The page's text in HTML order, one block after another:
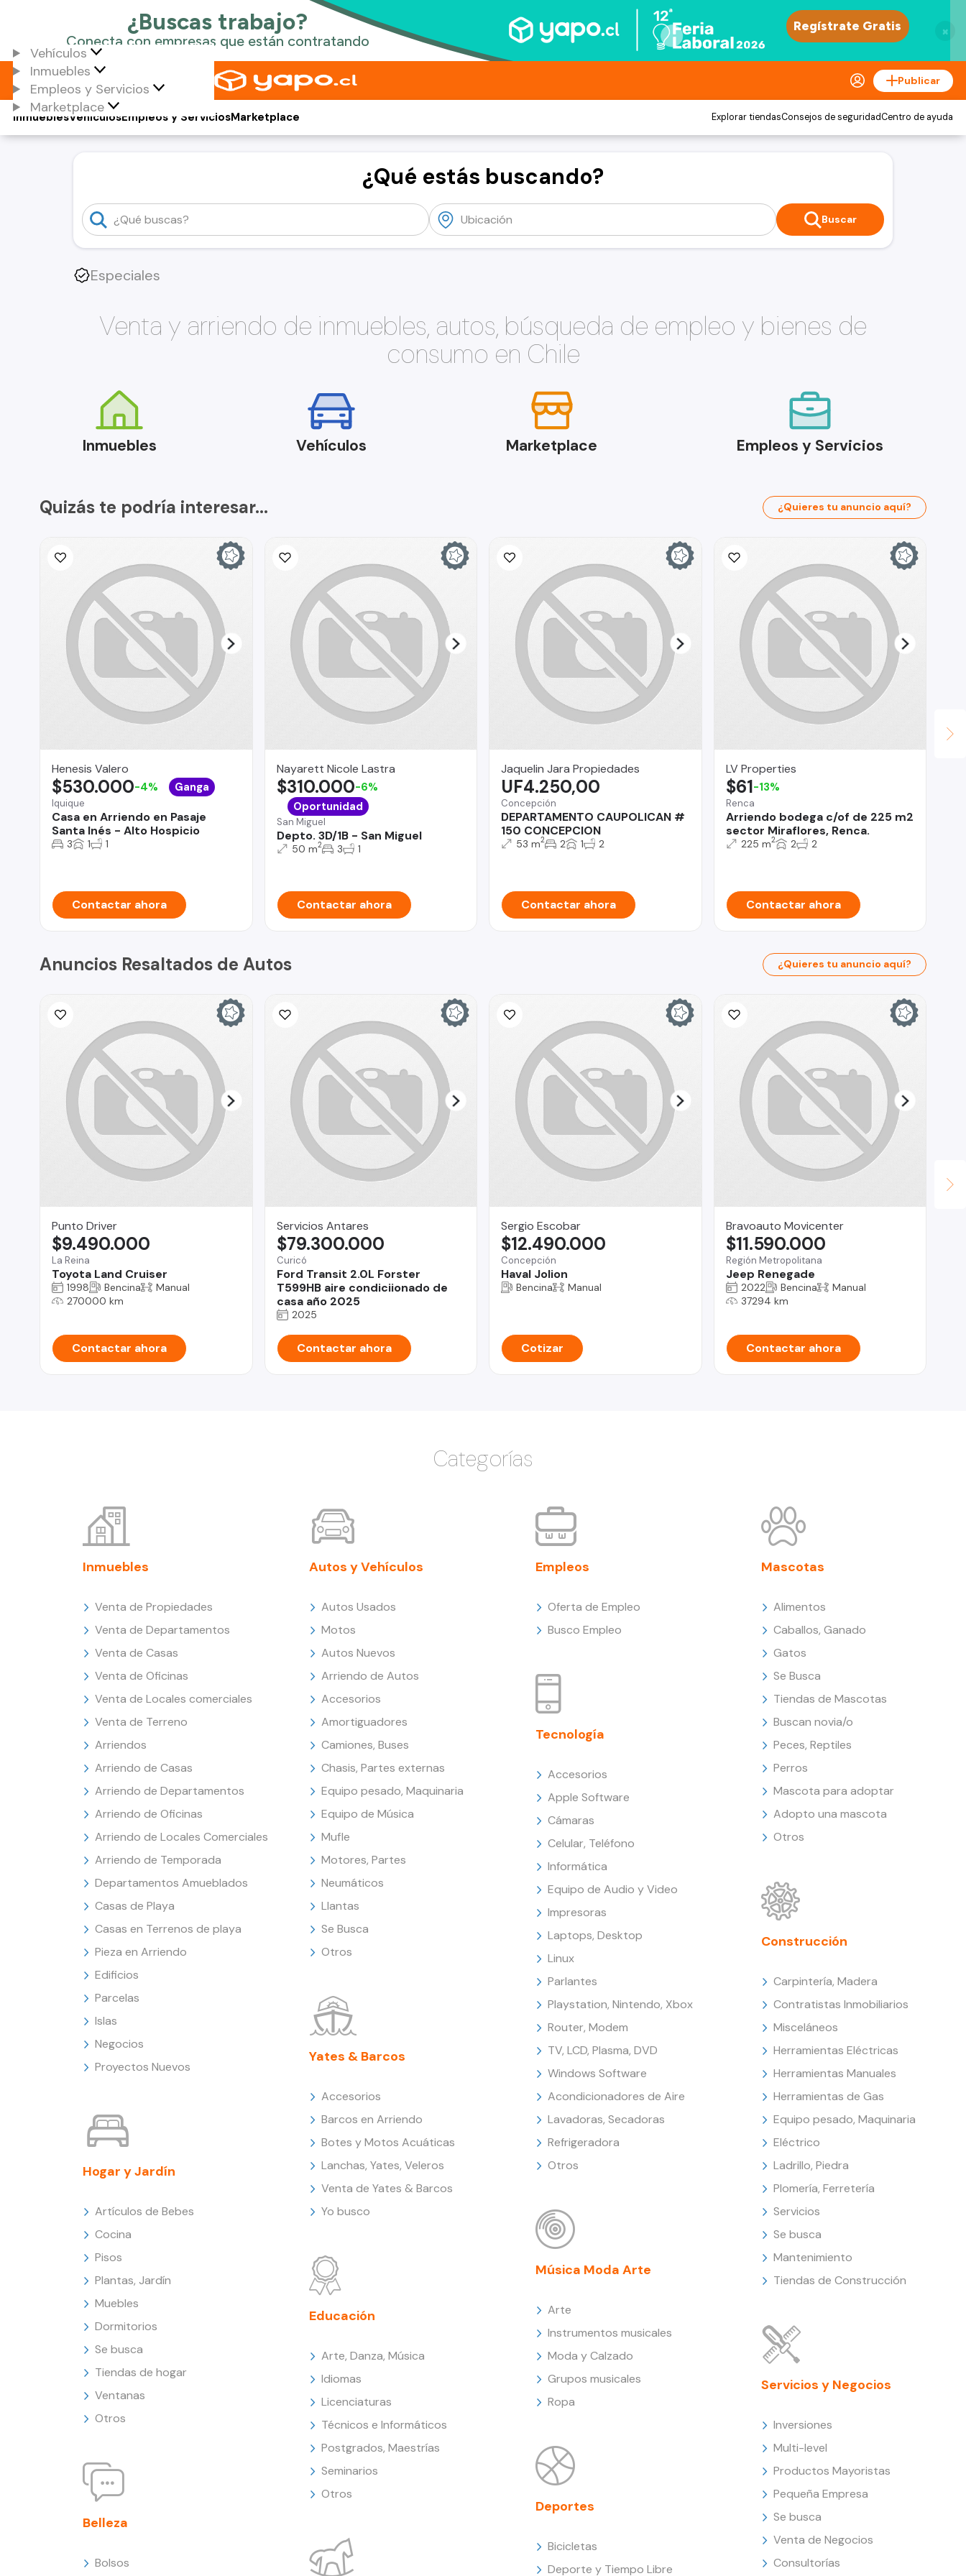
×
Vehículos
Inmuebles
Empleos y Servicios
Marketplace
Publicar
Vehículos
Inmuebles Empleos y ServiciosMarketplace Explorar tiendasConsejos de seguridadCentro de ayuda
¿Qué estás buscando?
Buscar
Especiales
Venta y arriendo de inmuebles, autos, búsqueda de empleo y bienes de
consumo en Chile
Inmuebles Vehículos Marketplace Empleos y Servicios
Quizás te podría interesar... ¿Quieres tu anuncio aquí?
Henesis Valero
Iquique
Casa en Arriendo en Pasaje
Santa Inés - Alto Hospicio
$530.000-4% Ganga
3 1 1
Contactar ahora
Nayarett Nicole Lastra
San Miguel
Depto. 3D/1B - San Miguel
$310.000-6%
Oportunidad
50 m2 3 1
Contactar ahora
Jaquelin Jara Propiedades
Concepción
DEPARTAMENTO CAUPOLICAN #
150 CONCEPCION
UF4.250,00
53 m2 2 1 2
Contactar ahora
LV Properties
Renca
Arriendo bodega c/of de 225 m2
sector Miraflores, Renca.
$61-13%
225 m2 2 2
Contactar ahora
Anuncios Resaltados de Autos ¿Quieres tu anuncio aquí?
Punto Driver
La Reina
Toyota Land Cruiser
$9.490.000
1998 Bencina
Manual
270000 km
Contactar ahora
Servicios Antares
Curicó
Ford Transit 2.0L Forster
T599HB aire condiciionado de
casa año 2025
$79.300.000
2025
Contactar ahora
Sergio Escobar
Concepción
Haval Jolion
$12.490.000
Bencina Manual
Cotizar
Bravoauto Movicenter
Región Metropolitana
Jeep Renegade
$11.590.000
2022 Bencina
Manual
37294 km
Contactar ahora
Categorías
Inmuebles
Venta de Propiedades
Venta de Departamentos
Venta de Casas
Venta de Oficinas
Venta de Locales comerciales
Venta de Terreno
Arriendos
Arriendo de Casas
Arriendo de Departamentos
Arriendo de Oficinas
Arriendo de Locales Comerciales
Arriendo de Temporada
Departamentos Amueblados
Casas de Playa
Casas en Terrenos de playa
Pieza en Arriendo
Edificios
Parcelas
Islas
Negocios
Proyectos Nuevos
Hogar y Jardín
Artículos de Bebes
Cocina
Pisos
Plantas, Jardín
Muebles
Dormitorios
Se busca
Tiendas de hogar
Ventanas
Otros
Belleza
Bolsos
Autos y Vehículos
Autos Usados
Motos
Autos Nuevos
Arriendo de Autos
Accesorios
Amortiguadores
Camiones, Buses
Chasis, Partes externas
Equipo pesado, Maquinaria
Equipo de Música
Mufle
Motores, Partes
Neumáticos
Llantas
Se Busca
Otros
Yates & Barcos
Accesorios
Barcos en Arriendo
Botes y Motos Acuáticas
Lanchas, Yates, Veleros
Venta de Yates & Barcos
Yo busco
Educación
Arte, Danza, Música
Idiomas
Licenciaturas
Técnicos e Informáticos
Postgrados, Maestrías
Seminarios
Otros
Empleos
Oferta de Empleo
Busco Empleo
Tecnología
Accesorios
Apple Software
Cámaras
Celular, Teléfono
Informática
Equipo de Audio y Video
Impresoras
Laptops, Desktop
Linux
Parlantes
Playstation, Nintendo, Xbox
Router, Modem
TV, LCD, Plasma, DVD
Windows Software
Acondicionadores de Aire
Lavadoras, Secadoras
Refrigeradora
Otros
Música Moda Arte
Arte
Instrumentos musicales
Moda y Calzado
Grupos musicales
Ropa
Deportes
Bicicletas
Deporte y Tiempo Libre
Mascotas
Alimentos
Caballos, Ganado
Gatos
Se Busca
Tiendas de Mascotas
Buscan novia/o
Peces, Reptiles
Perros
Mascota para adoptar
Adopto una mascota
Otros
Construcción
Carpintería, Madera
Contratistas Inmobiliarios
Misceláneos
Herramientas Eléctricas
Herramientas Manuales
Herramientas de Gas
Equipo pesado, Maquinaria
Eléctrico
Ladrillo, Piedra
Plomería, Ferretería
Servicios
Se busca
Mantenimiento
Tiendas de Construcción
Servicios y Negocios
Inversiones
Multi-level
Productos Mayoristas
Pequeña Empresa
Se busca
Venta de Negocios
Consultorías